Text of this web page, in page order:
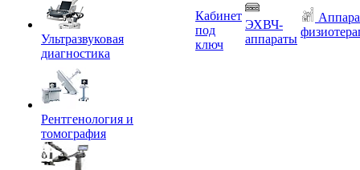
Ультразвуковая
диагностика
Рентгенология и
томография
Кабинет
под
ключ
ЭХВЧ-
аппараты